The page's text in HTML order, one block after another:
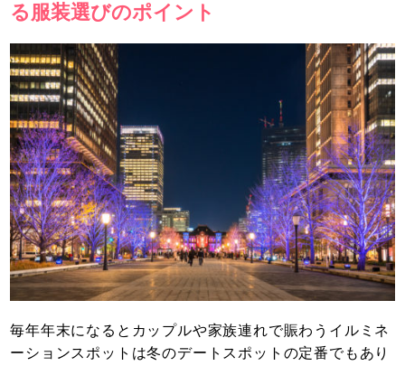
る服装選びのポイント
毎年年末になるとカップルや家族連れで賑わうイルミネ
ーションスポットは冬のデートスポットの定番でもあり